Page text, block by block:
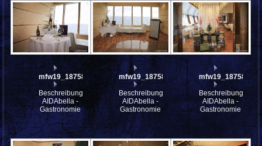
mfw19_187587
Beschreibung:
AIDAbella -
Gastronomie
mfw19_187586
Beschreibung:
AIDAbella -
Gastronomie
mfw19_187585
Beschreibung:
AIDAbella -
Gastronomie